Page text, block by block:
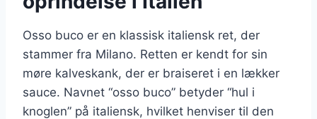
Osso buco er en klassisk italiensk ret, der
stammer fra Milano. Retten er kendt for sin
møre kalveskank, der er braiseret i en lækker
sauce. Navnet “osso buco” betyder “hul i
knoglen” på italiensk, hvilket henviser til den